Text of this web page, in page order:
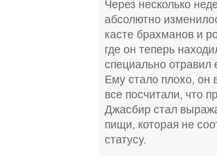
Через несколько
абсолютно
касте брахманов и
где он теперь
специально отравил
Ему стало плохо, он
все посчитали, что
Джасбир стал
пищи, которая не
статусу.